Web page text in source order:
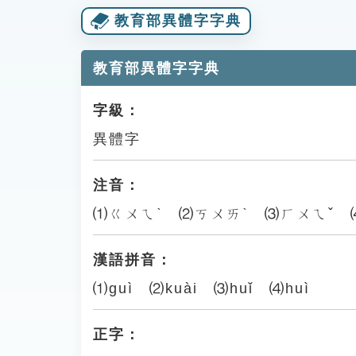
教育部異體字字典
教育部異體字字典
字級：
異體字
注音：
⑴ㄍㄨㄟˋ ⑵ㄎㄨㄞˋ ⑶ㄏㄨㄟˇ ⑷
漢語拼音：
⑴guì ⑵kuài ⑶huǐ ⑷huì
正字：